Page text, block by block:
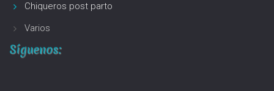
Chiqueros post parto
Varios
Síguenos: